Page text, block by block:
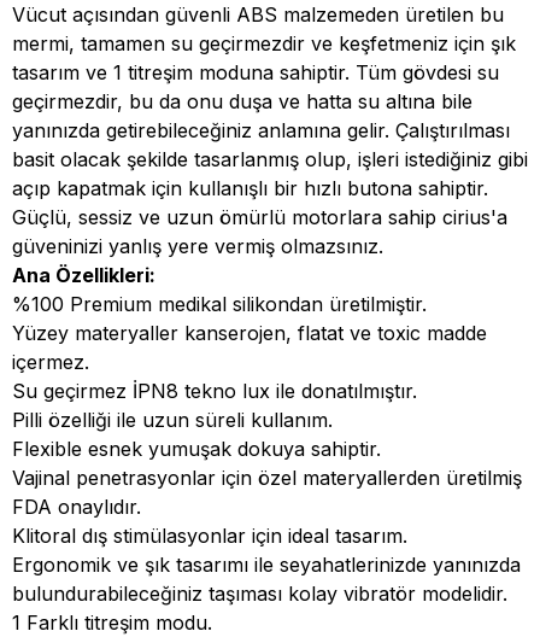
Vücut açısından güvenli ABS malzemeden üretilen bu
mermi, tamamen su geçirmezdir ve keşfetmeniz için şık
tasarım ve 1 titreşim moduna sahiptir. Tüm gövdesi su
geçirmezdir, bu da onu duşa ve hatta su altına bile
yanınızda getirebileceğiniz anlamına gelir. Çalıştırılması
basit olacak şekilde tasarlanmış olup, işleri istediğiniz gibi
açıp kapatmak için kullanışlı bir hızlı butona sahiptir.
Güçlü, sessiz ve uzun ömürlü motorlara sahip cirius'a
güveninizi yanlış yere vermiş olmazsınız.
Ana Özellikleri:
%100 Premium medikal silikondan üretilmiştir.
Yüzey materyaller kanserojen, flatat ve toxic madde
içermez.
Su geçirmez İPN8 tekno lux ile donatılmıştır.
Pilli özelliği ile uzun süreli kullanım.
Flexible esnek yumuşak dokuya sahiptir.
Vajinal penetrasyonlar için özel materyallerden üretilmiş
FDA onaylıdır.
Klitoral dış stimülasyonlar için ideal tasarım.
Ergonomik ve şık tasarımı ile seyahatlerinizde yanınızda
bulundurabileceğiniz taşıması kolay vibratör modelidir.
1 Farklı titreşim modu.